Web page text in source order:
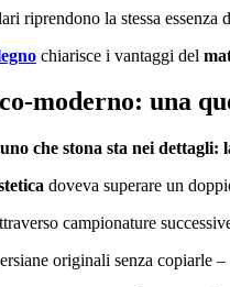
riprendono la stessa essenza
chiarisce i vantaggi del
moderno: una
che stona sta nei
doveva superare un
campionature
originali senza copiarle